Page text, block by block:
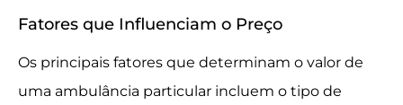
Fatores que Influenciam o Preço
Os principais fatores que determinam o valor de
uma ambulância particular incluem o tipo de